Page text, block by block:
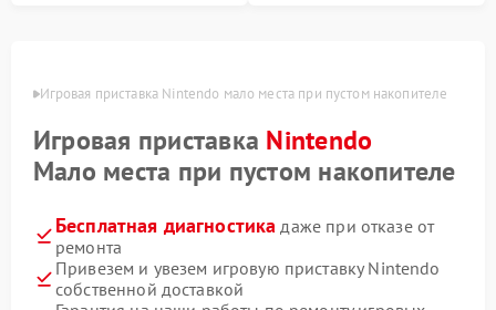
Игровая приставка Nintendo мало места при пустом накопителе
Игровая приставка Nintendo
Мало места при пустом накопителе
Бесплатная диагностика даже при отказе от
ремонта
Привезем и увезем игровую приставку Nintendo
собственной доставкой